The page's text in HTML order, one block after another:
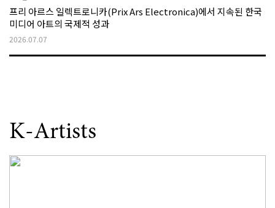
프리 아르스 일렉트로니카(Prix Ars Electronica)에서 지속된 한국
미디어 아트의 국제적 성과
2026.07.07
K-Artists